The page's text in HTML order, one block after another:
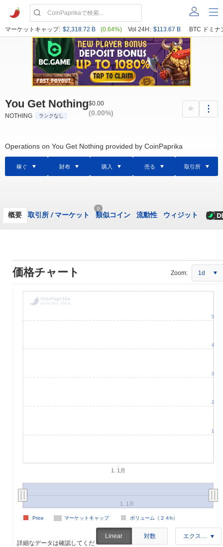
マーケットキャップ: $2,318.72 B (0.64%) Vol 24H: $113.67 B BTC ドミナ
You Get Nothing
NOTHING ランクなし
$0.00
(0.00%)
Operations on You Get Nothing provided by CoinPaprika
稼ぐ 財布 購入 売る 取引所
概要 取引所 /マーケット
0
類似コイン 流動性 ウィジット
価格チャート Zoom: 1d
1. 1月
マーケットキャップ ボリューム（２４h）
Price
1. 1月
1
2
3
4
5
詳細なデータは確認してくだ
Linear 対数 エクスポート